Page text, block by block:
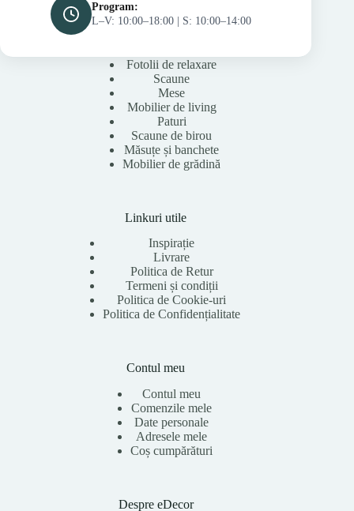
Program:
L–V: 10:00–18:00 | S: 10:00–14:00
Fotolii de relaxare
Scaune
Mese
Mobilier de living
Paturi
Scaune de birou
Măsuțe și banchete
Mobilier de grădină
Linkuri utile
Inspirație
Livrare
Politica de Retur
Termeni și condiții
Politica de Cookie-uri
Politica de Confidențialitate
Contul meu
Contul meu
Comenzile mele
Date personale
Adresele mele
Coș cumpărături
Despre eDecor